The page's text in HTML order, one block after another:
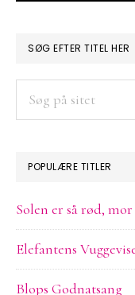
PRIMÆR
SIDEBAR
SØG EFTER TITEL HER
POPULÆRE TITLER
Solen er så rød, mor
Elefantens
Blops Godnatsang